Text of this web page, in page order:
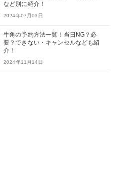
など別に紹介！
2024年07月03日
牛角の予約方法一覧！当日NG？必
要？できない・キャンセルなども紹
介！
2024年11月14日